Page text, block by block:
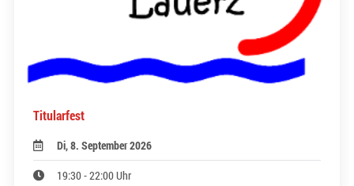
Titularfest
Di, 8. September 2026
19:30 - 22:00 Uhr